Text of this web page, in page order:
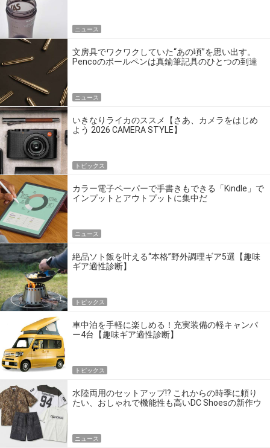
ニュース
文房具でワクワクしていた“あの頃”を思い出す。
Pencoのボールペンは真鍮筆記具のひとつの到達
ニュース
いきなりライカのススメ【さあ、カメラをはじめ
よう 2026 CAMERA STYLE】
トピックス
カラー電子ペーパーで手書きもできる「Kindle」で
インプットとアウトプットに集中だ
ニュース
絶品ソト飯を叶える“本格”野外調理ギア5選【趣味
ギア適性診断】
トピックス
車中泊を手軽に楽しめる！充実装備の軽キャンパ
ー4台【趣味ギア適性診断】
トピックス
水陸両用のセットアップ!? これからの時季に頼り
たい、おしゃれで機能性も高いDC Shoesの新作ウ
ニュース